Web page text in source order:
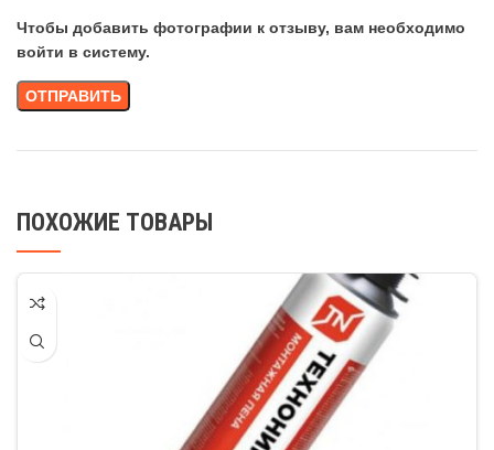
Чтобы добавить фотографии к отзыву, вам необходимо
войти в систему.
ПОХОЖИЕ ТОВАРЫ